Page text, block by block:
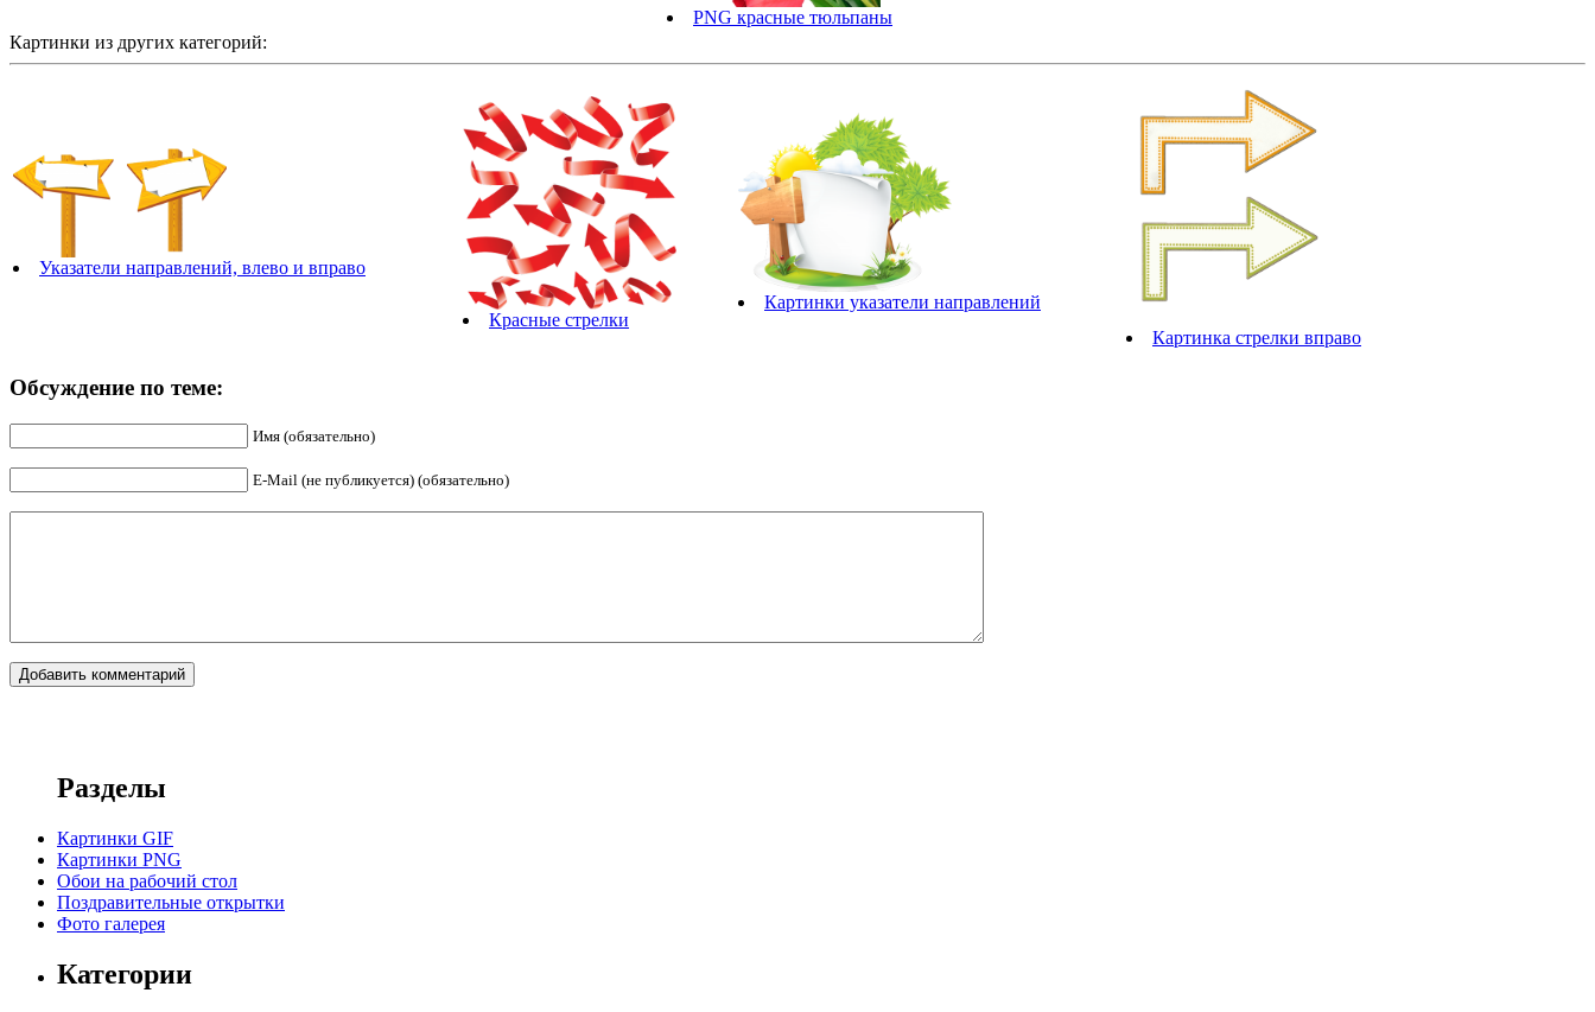
PNG красные тюльпаны
Картинки из других категорий:
Указатели направлений, влево и вправо
Красные стрелки
Картинки указатели направлений
Картинка стрелки вправо
Обсуждение по теме:
Имя (обязательно)
E-Mail (не публикуется) (обязательно)
Разделы
Картинки GIF
Картинки PNG
Обои на рабочий стол
Поздравительные открытки
Фото галерея
Категории